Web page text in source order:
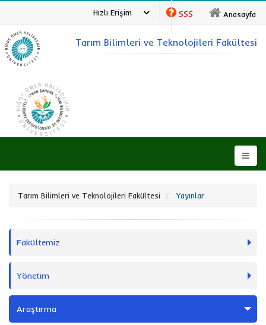
Anasayfa
SSS
Hızlı Erişim
NİĞDE ÖMER HALİSDEMİR ÜNİVERSİTESİ
Tarım Bilimleri ve Teknolojileri Fakültesi
Tarım Bilimleri ve Teknolojileri Fakültesi Yayınlar
Fakültemiz
Yönetim
Araştırma